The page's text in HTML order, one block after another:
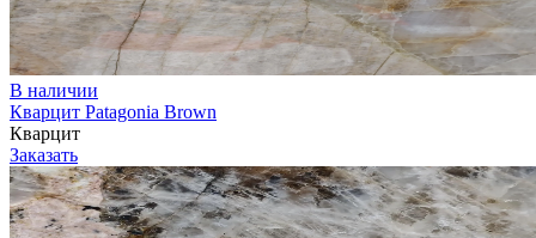
В наличии
Кварцит Patagonia Brown
Кварцит
Заказать